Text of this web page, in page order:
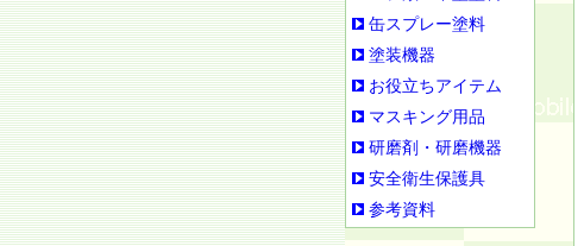
缶スプレー塗料
塗装機器
お役立ちアイテム
マスキング用品
研磨剤・研磨機器
安全衛生保護具
参考資料